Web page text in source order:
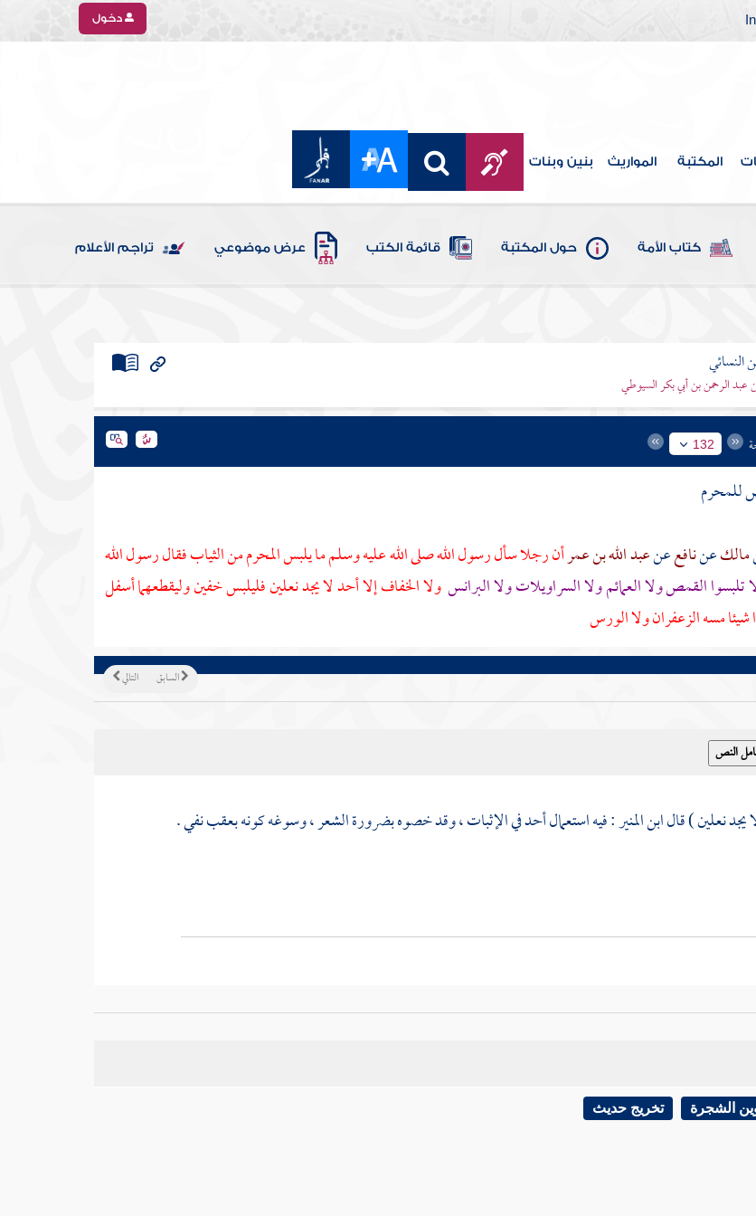
دخول
المكتبة المواريث بنين وبنات
كتاب الأمة حول المكتبة قائمة الكتب عرض موضوعي تراجم الأعلام
الرحمن بن أبي بكر السيوطي
132
للمحرم
مالكعننافععنعبد الله بن عمرأن رجلا سأل رسول الله صلى الله عليه وسلم ما يلبس المحرم من الثياب فقال رسول الله
تلبسوا القمص ولا العمائم ولا السراويلات ولا البرانسولا الخفاف إلا أحد لا يجد نعلين فليلبس خفين وليقطعهما أسفل
شيئا مسه الزعفران ولا الورس
التالي السابق
ابن المنير: فيه استعمال أحد في الإثبات ، وقد خصوه بضرورة الشعر ، وسوغه كونه بعقب نفي .
الشجرة تخريج حديث